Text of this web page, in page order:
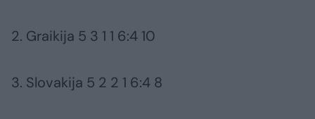
2. Graikija 5 3 1 1 6:4 10
3. Slovakija 5 2 2 1 6:4 8